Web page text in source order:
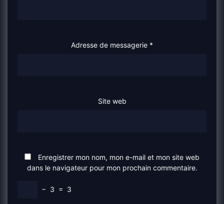
Adresse de messagerie *
Site web
Enregistrer mon nom, mon e-mail et mon site web
dans le navigateur pour mon prochain commentaire.
− 3 = 3